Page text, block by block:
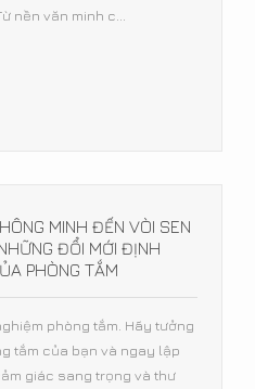
nền văn minh c...
MINH ĐẾN VÒI SEN
ĐỔI MỚI ĐỊNH
PHÒNG TẮM
phòng tắm. Hãy tưởng
tắm của bạn và ngay lập
giác sang trọng và thư